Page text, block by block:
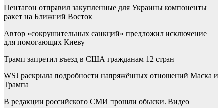
Пентагон отправил закупленные для Украины компоненты
ракет на Ближний Восток
Автор «сокрушительных санкций» предложил исключение
для помогающих Киеву
Трамп запретил въезд в США гражданам 12 стран
WSJ раскрыла подробности напряжённых отношений Маска и
Трампа
В редакции российского СМИ прошли обыски. Видео